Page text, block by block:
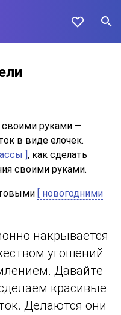
руками —
в виде елочек.
], как сделать
своими руками.
[ новогодними
накрывается
угощений
Давайте
красивые
Делаются они